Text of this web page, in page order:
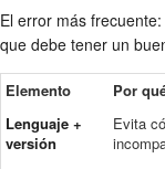
El error más
que debe tener un
Elemento Por
Lenguaje +
versión
Evita